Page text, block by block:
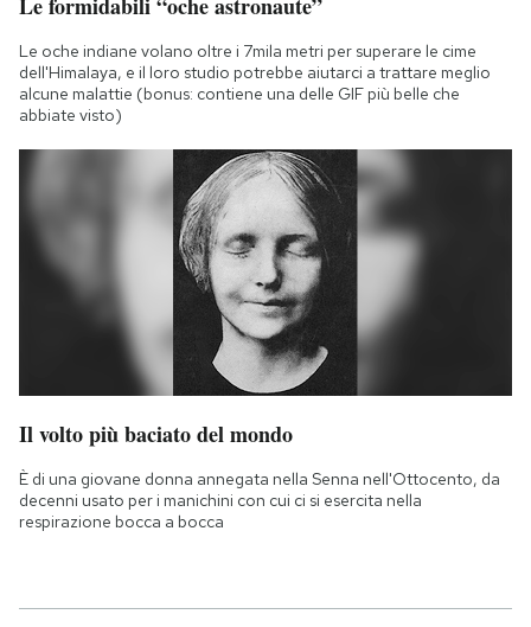
Le oche indiane volano oltre i 7mila metri per superare le cime
dell'Himalaya, e il loro studio potrebbe aiutarci a trattare meglio
alcune malattie (bonus: contiene una delle GIF più belle che
abbiate visto)
Il volto più baciato del mondo
È di una giovane donna annegata nella Senna nell'Ottocento, da
decenni usato per i manichini con cui ci si esercita nella
respirazione bocca a bocca